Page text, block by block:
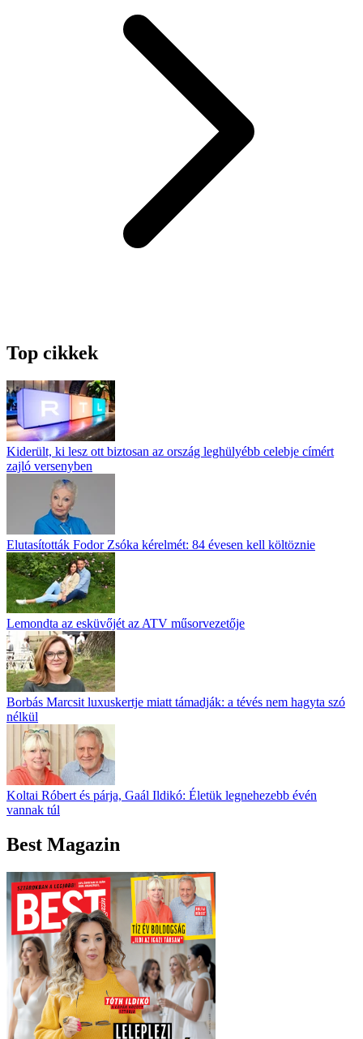
Top cikkek
Kiderült, ki lesz ott biztosan az ország leghülyébb celebje címért
zajló versenyben
Elutasították Fodor Zsóka kérelmét: 84 évesen kell költöznie
Lemondta az esküvőjét az ATV műsorvezetője
Borbás Marcsit luxuskertje miatt támadják: a tévés nem hagyta szó
nélkül
Koltai Róbert és párja, Gaál Ildikó: Életük legnehezebb évén
vannak túl
Best Magazin